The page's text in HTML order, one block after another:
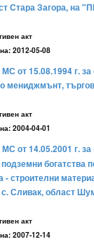
Стара Загора, на
акт
2012-05-08
от 15.08.1994 г. за
мениджмънт,
акт
2004-04-01
от 14.05.2001 г. за
богатства
- строителни
Сливак, област
акт
2007-12-14